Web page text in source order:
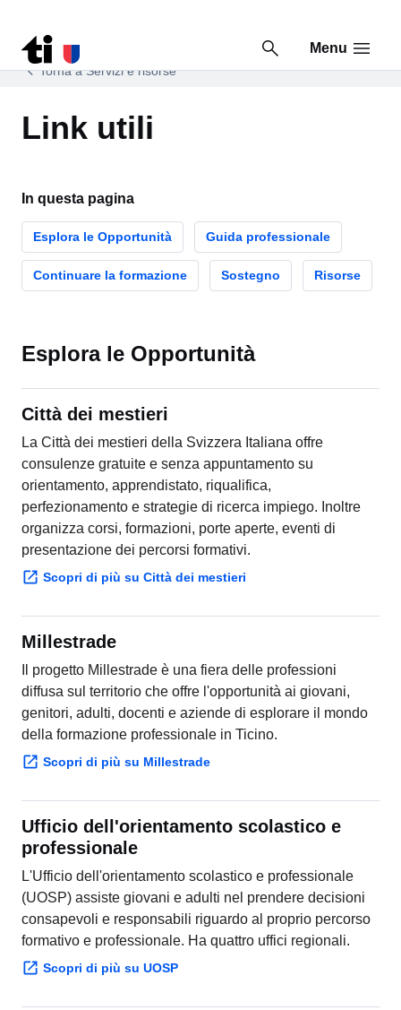
Vai al contenuto della pagina
Vai al piè di pagina
Torna a Servizi e risorse
Link utili
Esplora le Opportunità Guida professionale
Continuare la formazione Sostegno Risorse
Esplora le Opportunità
Città dei mestieri
consulenze gratuite e senza appuntamento su
orientamento, apprendistato, riqualifica,
perfezionamento e strategie di ricerca impiego. Inoltre
organizza corsi, formazioni, porte aperte, eventi di
presentazione dei percorsi formativi.
Millestrade
diffusa sul territorio che offre l'opportunità ai giovani,
genitori, adulti, docenti e aziende di esplorare il mondo
della formazione professionale in Ticino.
Ufficio dell'orientamento scolastico e
professionale
(UOSP) assiste giovani e adulti nel prendere decisioni
consapevoli e responsabili riguardo al proprio percorso
formativo e professionale. Ha quattro uffici regionali.